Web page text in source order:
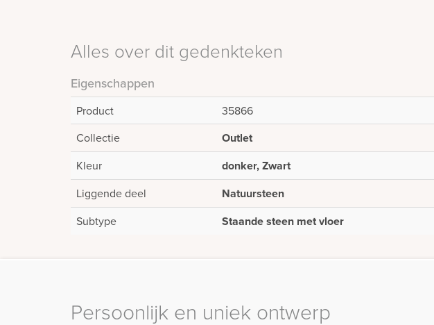
Alles over dit gedenkteken
Eigenschappen
Product
35866
Collectie
Outlet
Kleur donker, Zwart
Liggende deel Natuursteen
Subtype Staande steen met vloer
Persoonlijk en uniek ontwerp